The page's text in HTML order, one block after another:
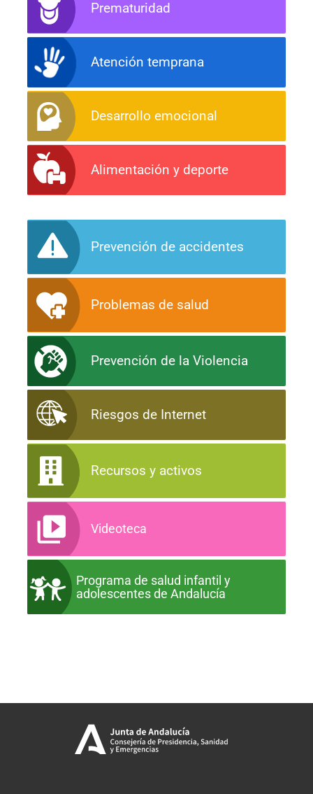
Prematuridad
Atención temprana
Desarrollo emocional
Alimentación y deporte
Prevención de accidentes
Problemas de salud
Prevención de la Violencia
Riesgos de Internet
Recursos y activos
Videoteca
Programa de salud infantil y
adolescentes de Andalucía